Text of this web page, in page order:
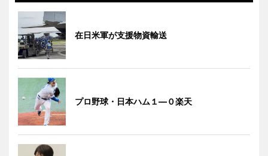
在日米軍が支援物資輸送
プロ野球・日本ハム１―０楽天